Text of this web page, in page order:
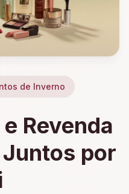
de Inverno
Revenda
por